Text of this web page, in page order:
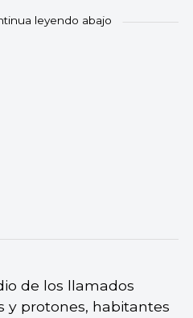
de los llamados
y protones, habitantes